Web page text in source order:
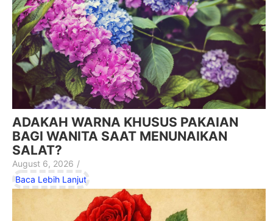
ADAKAH WARNA KHUSUS PAKAIAN
BAGI WANITA SAAT MENUNAIKAN
SALAT?
August 6, 2026 /
Baca Lebih Lanjut